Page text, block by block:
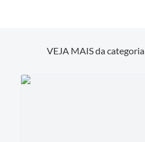
VEJA MAIS da categoria